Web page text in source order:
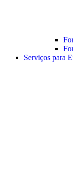
Serviços para